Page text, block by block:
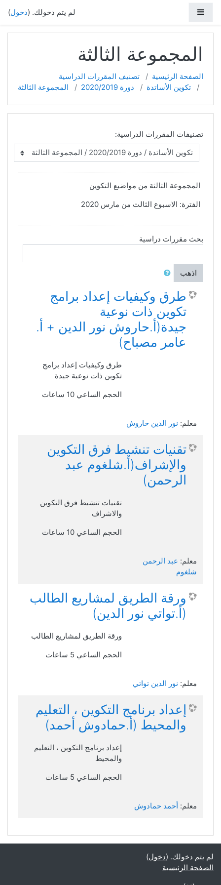
لم يتم دخولك. (دخول)
المجموعة الثالثة
الصفحة الرئيسية
تصنيف المقررات الدراسية
تكوين الأساتدة
دورة 2020/2019 المجموعة الثالثة
تصنيفات المقررات الدراسية:
المجموعة الثالثة من مواضيع التكوين
الفترة: الاسبوع الثالث من مارس 2020
بحث مقررات دراسية
اذهب
طرق وكيفيات إعداد برامج
تكوين ذات نوعية
جيدة(أ.حاروش نور الدين + أ.
عامر مصباح)
طرق وكيفيات إعداد برامج
تكوين ذات نوعية جيدة
الحجم الساعي 10 ساعات
معلم: نور الدين حاروش
تقنيات تنشيط فرق التكوين
والإشراف(أ.شلغوم عبد
الرحمن)
تقنيات تنشيط فرق التكوين
والاشراف
الحجم الساعي 10 ساعات
معلم: عبد الرحمن
شلغوم
ورقة الطريق لمشاريع الطالب
(أ.تواتي نور الدين)
ورقة الطريق لمشاريع الطالب
الحجم الساعي 5 ساعات
معلم: نور الدين تواتي
إعداد برنامج التكوين ، التعليم
والمحيط (أ.حمادوش أحمد)
إعداد برنامج التكوين ، التعليم
والمحيط
الحجم الساعي 5 ساعات
معلم: أحمد حمادوش
لم يتم دخولك. (دخول)
الصفحة الرئيسية